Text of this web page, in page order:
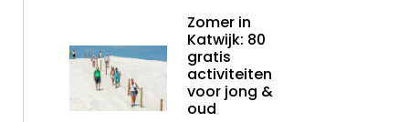
Zomer in
Katwijk: 80
gratis
activiteiten
voor jong &
oud